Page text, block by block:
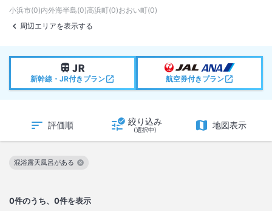
小浜市(0)内外海半島(0)高浜町(0)おおい町(0)
周辺エリアを表示する
新幹線・JR付きプラン 航空券付きプラン
評価順 絞り込み
(選択中) 地図表示
0件のうち、0件を表示
混浴露天風呂がある
この絞り込み条件を解除